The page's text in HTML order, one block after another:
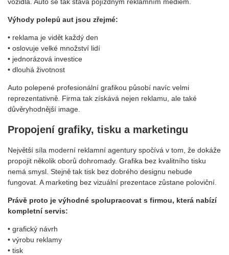
Výhody polepů aut jsou zřejmé:
• reklama je vidět každý den
• oslovuje velké množství lidí
• jednorázová investice
• dlouhá životnost
Auto polepené profesionální grafikou působí navíc velmi
reprezentativně. Firma tak získává nejen reklamu, ale také
důvěryhodnější image.
Propojení grafiky, tisku a marketingu
Největší síla moderní reklamní agentury spočívá v tom, že dokáže
propojit několik oborů dohromady. Grafika bez kvalitního tisku
nemá smysl. Stejně tak tisk bez dobrého designu nebude
fungovat. A marketing bez vizuální prezentace zůstane poloviční.
Právě proto je výhodné spolupracovat s firmou, která nabízí
kompletní servis:
• grafický návrh
• výrobu reklamy
• tisk